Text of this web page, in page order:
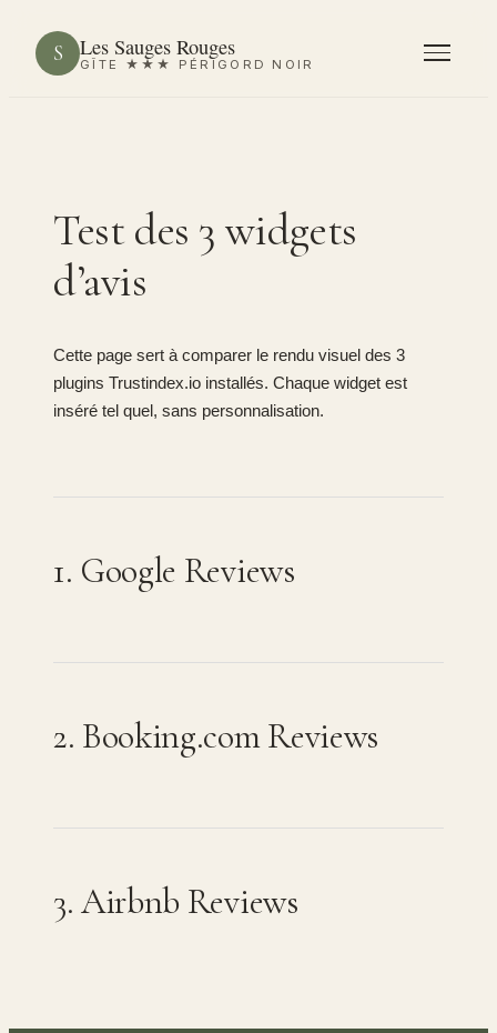
S Les Sauges Rouges
GÎTE ★★★ PÉRIGORD NOIR
Test des 3 widgets
d’avis
Cette page sert à comparer le rendu visuel des 3
plugins Trustindex.io installés. Chaque widget est
inséré tel quel, sans personnalisation.
1. Google Reviews
2. Booking.com Reviews
3. Airbnb Reviews